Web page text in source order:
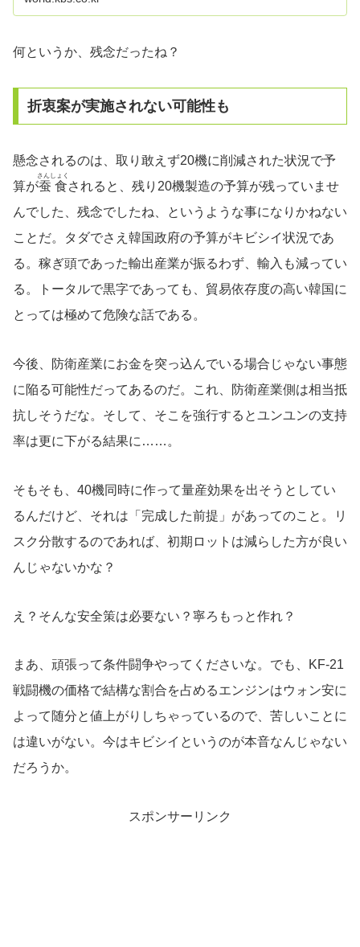
何というか、残念だったね？
折衷案が実施されない可能性も
懸念されるのは、取り敢えず20機に削減された状況で予
算が蚕食
さんしょく
されると、残り20機製造の予算が残っていませ
んでした、残念でしたね、というような事になりかねない
ことだ。タダでさえ韓国政府の予算がキビシイ状況であ
る。稼ぎ頭であった輸出産業が振るわず、輸入も減ってい
る。トータルで黒字であっても、貿易依存度の高い韓国に
とっては極めて危険な話である。
今後、防衛産業にお金を突っ込んでいる場合じゃない事態
に陥る可能性だってあるのだ。これ、防衛産業側は相当抵
抗しそうだな。そして、そこを強行するとユンユンの支持
率は更に下がる結果に……。
そもそも、40機同時に作って量産効果を出そうとしてい
るんだけど、それは「完成した前提」があってのこと。リ
スク分散するのであれば、初期ロットは減らした方が良い
んじゃないかな？
え？そんな安全策は必要ない？寧ろもっと作れ？
まあ、頑張って条件闘争やってくださいな。でも、KF-21
戦闘機の価格で結構な割合を占めるエンジンはウォン安に
よって随分と値上がりしちゃっているので、苦しいことに
は違いがない。今はキビシイというのが本音なんじゃない
だろうか。
スポンサーリンク